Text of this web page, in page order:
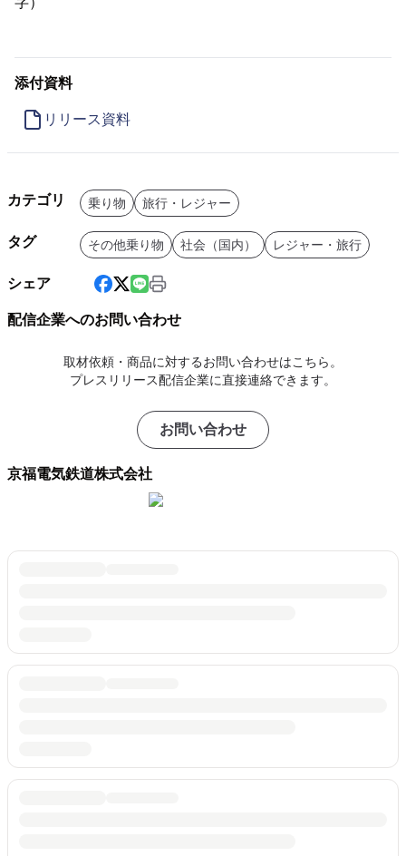
添付資料
リリース資料
カテゴリ 乗り物 旅行・レジャー
タグ その他乗り物 社会（国内） レジャー・旅行
シェア
配信企業へのお問い合わせ
取材依頼・商品に対するお問い合わせはこちら。
プレスリリース配信企業に直接連絡できます。
お問い合わせ
京福電気鉄道株式会社